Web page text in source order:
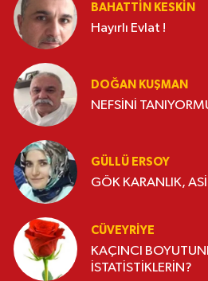
BAHATTIN KESKİN
Hayırlı Evlat !
DOĞAN KUŞMAN
NEFSİNİ
GÜLLÜ ERSOY
GÖK KARANLIK, ASİ
CÜVEYRIYE
KAÇINCI BOYUTUNDASIN
İSTATİSTİKLERİN?